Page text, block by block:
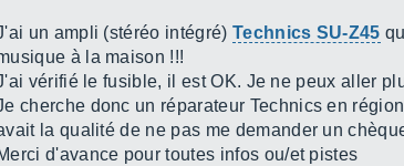
un ampli (stéréo intégré) Technics SU-Z45
à la maison !!!
vérifié le fusible, il est OK. Je ne peux aller
cherche donc un réparateur Technics en
la qualité de ne pas me demander un
d'avance pour toutes infos ou/et pistes